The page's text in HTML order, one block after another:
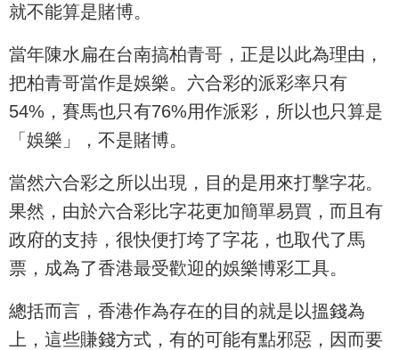
就不能算是賭博。
當年陳水扁在台南搞柏青哥，正是以此為理由，
把柏青哥當作是娛樂。六合彩的派彩率只有
54%，賽馬也只有76%用作派彩，所以也只算是
「娛樂」，不是賭博。
當然六合彩之所以出現，目的是用來打擊字花。
果然，由於六合彩比字花更加簡單易買，而且有
政府的支持，很快便打垮了字花，也取代了馬
票，成為了香港最受歡迎的娛樂博彩工具。
總括而言，香港作為存在的目的就是以搵錢為
上，這些賺錢方式，有的可能有點邪惡，因而要